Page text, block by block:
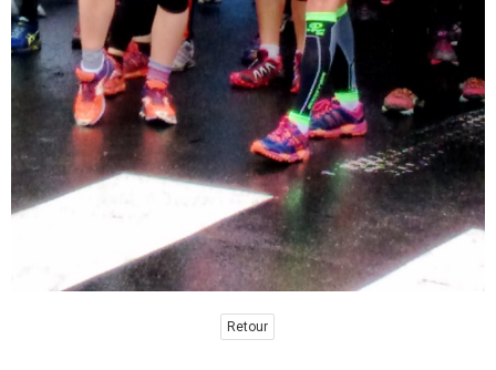
Retour